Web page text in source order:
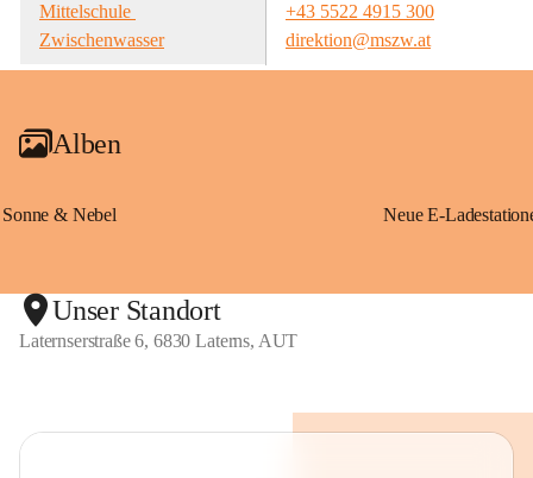
Mittelschule
Zwischenwasser
+43 5522 4915 300
direktion@mszw.at
Alben
Sonne & Nebel
Unser Standort
Laternserstraße 6, 6830 Laterns, AUT